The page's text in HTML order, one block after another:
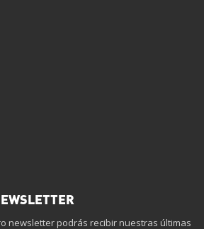
newsletter podrás recibir nuestras últimas